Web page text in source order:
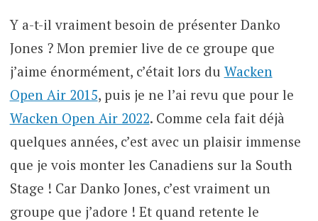
Y a-t-il vraiment besoin de présenter Danko
Jones ? Mon premier live de ce groupe que
j’aime énormément, c’était lors du Wacken
Open Air 2015, puis je ne l’ai revu que pour le
Wacken Open Air 2022. Comme cela fait déjà
quelques années, c’est avec un plaisir immense
que je vois monter les Canadiens sur la South
Stage ! Car Danko Jones, c’est vraiment un
groupe que j’adore ! Et quand retente le